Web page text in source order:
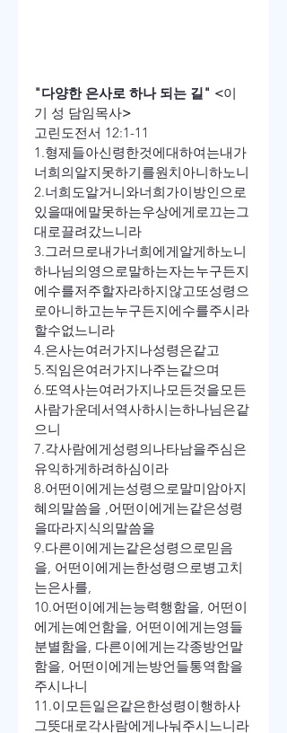
"다양한 은사로 하나 되는 길" <이
기 성 담임목사>
고린도전서 12:1-11
1.형제들아신령한것에대하여는내가
너희의알지못하기를원치아니하노니
2.너희도알거니와너희가이방인으로
있을때에말못하는우상에게로끄는그
대로끌려갔느니라
3.그러므로내가너희에게알게하노니
하나님의영으로말하는자는누구든지
에수를저주할자라하지않고또성령으
로아니하고는누구든지에수를주시라
할수없느니라
4.은사는여러가지나성령은같고
5.직임은여러가지나주는같으며
6.또역사는여러가지나모든것을모든
사람가운데서역사하시는하나님은같
으니
7.각사람에게성령의나타남을주심은
유익하게하려하심이라
8.어떤이에게는성령으로말미암아지
혜의말씀을 ,어떤이에게는같은성령
을따라지식의말씀을
9.다른이에게는같은성령으로믿음
을, 어떤이에게는한성령으로병고치
는은사를,
10.어떤이에게는능력행함을, 어떤이
에게는예언함을, 어떤이에게는영들
분별함을, 다른이에게는각종방언말
함을, 어떤이에게는방언들통역함을
주시나니
11.이모든일은같은한성령이행하사
그뜻대로각사람에게나눠주시느니라